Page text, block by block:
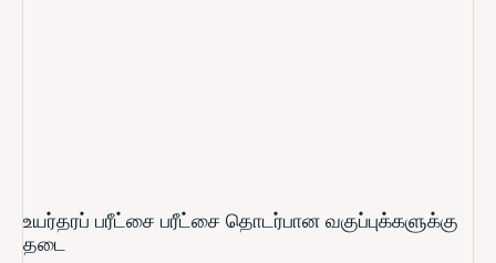
உயர்தரப் பரீட்சை பரீட்சை தொடர்பான வகுப்புக்களுக்கு
தடை